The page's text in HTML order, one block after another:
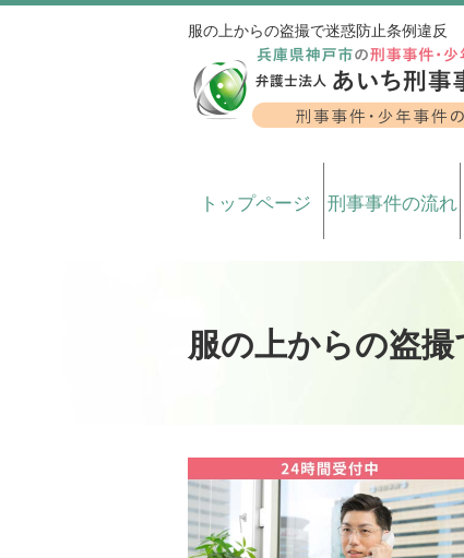
服の上からの盗撮で迷惑防止条例違反
トップページ 刑事事件の流れ
服の上からの盗